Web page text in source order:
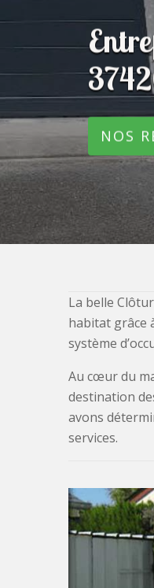
NOS
La belle
habitat grâce
système
Au cœur du
destination
avons
services.